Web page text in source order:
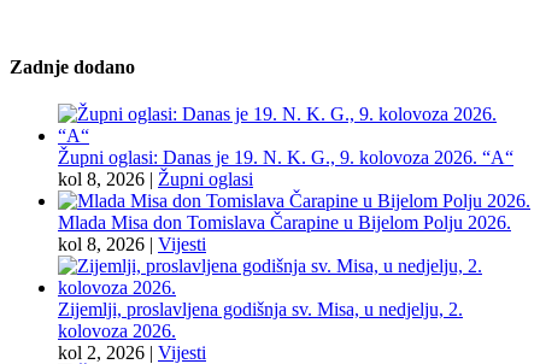
Zadnje dodano
Župni oglasi: Danas je 19. N. K. G., 9. kolovoza 2026. “A“
kol 8, 2026 | Župni oglasi
Mlada Misa don Tomislava Čarapine u Bijelom Polju 2026.
kol 8, 2026 | Vijesti
Zijemlji, proslavljena godišnja sv. Misa, u nedjelju, 2.
kolovoza 2026.
kol 2, 2026 | Vijesti